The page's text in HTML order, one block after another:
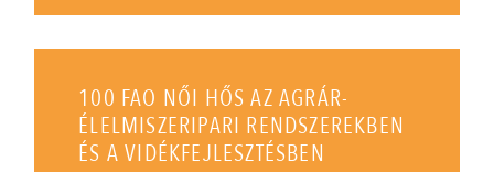
100 FAO NŐI HŐS AZ AGRÁR-
ÉLELMISZERIPARI RENDSZEREKBEN
ÉS A VIDÉKFEJLESZTÉSBEN